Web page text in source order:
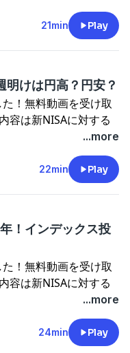
るFP副業術！↓
ました】元証券マ
投資アドバイザーのし
る今日の経済ニュー
・資産運用のために影
ます。励みになりま
ら↓
・資産運用関連講座を
https://www.street-
しんさん プロ
マン、元デイトレー
証券外務員1種・協会
投資研究会 主宰講師実
相談を経験。・上場
ディングノートの作り
ためのマネーセミナー
闘病記を書いてみま
↓
推奨】最近のkindle
ます。本を開いて上部
ダーをオン 3.5倍速
ュー作です。Amazon
で。投資関連じゃな
業術！↓
ました】元証券マ
投資アドバイザーのし
る今日の経済ニュー
資産運用のために影
ます。励みになりま
から↓
ストア
が初めて
開設動画です。所用1
ーーーーー
円前半！闘病記を書
闘病日記↓
推奨】最近のkindle
ます。本を開いて上部
ダーをオン 3.5倍速
ー作です。Amazon
で。投資関連じゃな
方はご注意ください。
ました】元証券マ
投資アドバイザーのし
21min Play
明けは円高？円安？
！無料動画を受け取
容は新NISAに対する
が初めて
開設動画です。所用1
ーーーーー
けは円高？円安？闘病
腸切除闘病日記↓
...more
22min Play
！インデックス投
！無料動画を受け取
容は新NISAに対する
が初めて
開設動画です。所用1
...more
24min Play